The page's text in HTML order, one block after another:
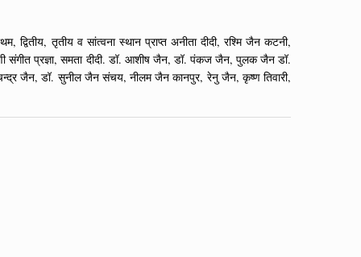
तृतीय व सांत्वना स्थान प्राप्त अनीता दीदी, रश्मि जैन कटनी,
संगीत प्रज्ञा, समता दीदी. डॉ. आशीष जैन, डॉ. पंकज जैन, पुलक जैन डॉ.
जैन, डॉ. सुनील जैन संचय, नीलम जैन कानपुर, रेनु जैन, कृष्ण तिवारी,